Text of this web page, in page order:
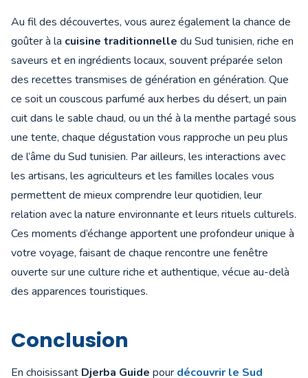
Au fil des découvertes, vous aurez également la chance de
goûter à la cuisine traditionnelle du Sud tunisien, riche en
saveurs et en ingrédients locaux, souvent préparée selon
des recettes transmises de génération en génération. Que
ce soit un couscous parfumé aux herbes du désert, un pain
cuit dans le sable chaud, ou un thé à la menthe partagé sous
une tente, chaque dégustation vous rapproche un peu plus
de l’âme du Sud tunisien. Par ailleurs, les interactions avec
les artisans, les agriculteurs et les familles locales vous
permettent de mieux comprendre leur quotidien, leur
relation avec la nature environnante et leurs rituels culturels.
Ces moments d’échange apportent une profondeur unique à
votre voyage, faisant de chaque rencontre une fenêtre
ouverte sur une culture riche et authentique, vécue au-delà
des apparences touristiques.
Conclusion
En choisissant Djerba Guide pour découvrir le Sud